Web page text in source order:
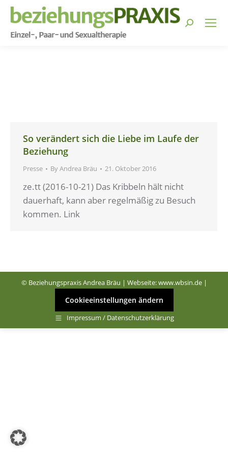
Search:
So verändert sich die Liebe im Laufe der
Beziehung
Presse ByAndrea Bräu 21. Oktober 2016
ze.tt (2016-10-21) Das Kribbeln hält nicht
dauerhaft, kann aber regelmäßig zu Besuch
kommen. Link
© Beziehungspraxis Andrea Bräu | Webseite:www.wbsin.de
Cookieeinstellungen ändern
Impressum / Datenschutzerklärung